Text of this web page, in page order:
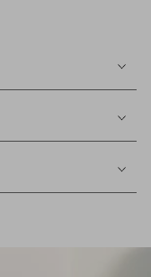
Apenas1no estoque
Indisponível